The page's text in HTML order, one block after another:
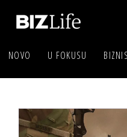
NOVO U FOKUSU BIZNIS